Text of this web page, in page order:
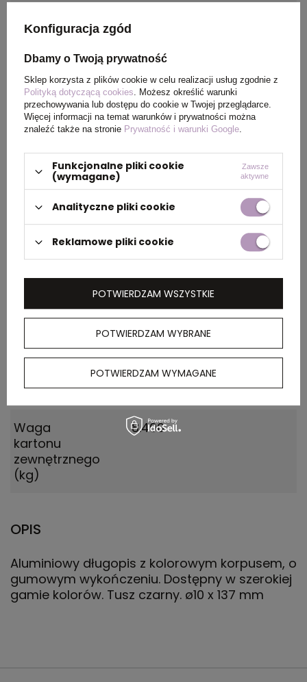
Kraj
pochodzenia
China
Certyfikat MSDS
Rozmiar ø10 x 137 mm
Wymiary
zewnętrznego
(m)
0.320x0.270x0.180
Ilość szt. w
wewnętrznym
50
Waga
kartonu
zewnętrznego
(kg)
8.400
OPIS
Aluminiowy długopis z kolorowym korpusem, o
gumowym wykończeniu. Dostępny w szerokiej
gamie kolorów. Tusz czarny. ø10 x 137 mm
Konfiguracja zgód
Dbamy o Twoją prywatność
Sklep korzysta z plików cookie w celu realizacji usług zgodnie z
Polityką dotyczącą cookies. Możesz określić warunki
przechowywania lub dostępu do cookie w Twojej przeglądarce.
Więcej informacji na temat warunków i prywatności można
znaleźć także na stronie Prywatność i warunki Google.
Funkcjonalne pliki cookie
(wymagane)
Zawsze
aktywne
Analityczne pliki cookie
Reklamowe pliki cookie
POTWIERDZAM WYBRANE
POTWIERDZAM WYMAGANE
POTWIERDZAM WSZYSTKIE